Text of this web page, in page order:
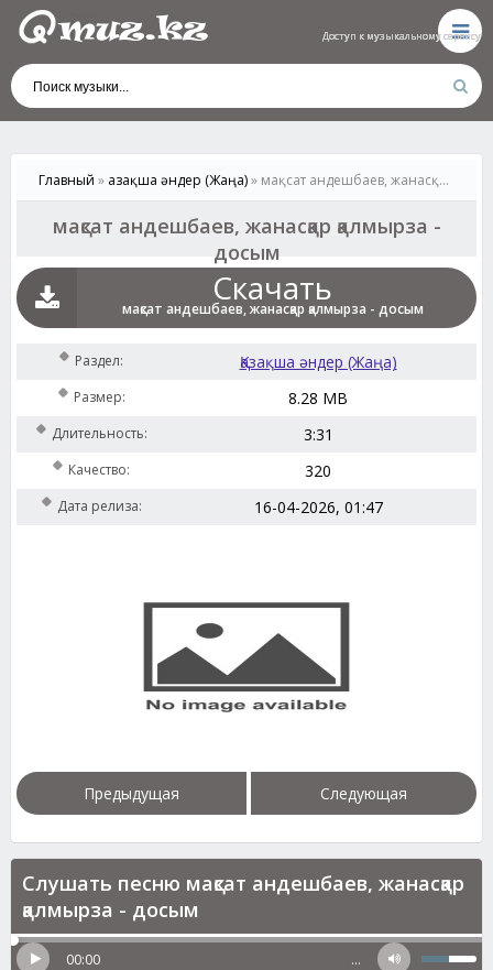
Главный » Қазақша әндер (Жаңа)» мақсат андешбаев, жанасқар қалмырза - досым
мақсат андешбаев, жанасқар қалмырза -
досым
Скачать
мақсат андешбаев, жанасқар қалмырза - досым
Раздел: Қазақша әндер (Жаңа)
Размер: 8.28 MB
Длительность: 3:31
Качество: 320
Дата релиза: 16-04-2026, 01:47
Предыдущая Следующая
Слушать песню мақсат андешбаев, жанасқар
қалмырза - досым
00:00 …
Доступ к музыкальному сервису
Доступ к музыкальному сервису
Доступ к музыкальному сервису
Доступ к музыкальному сервису
Доступ к музыкальному сервису